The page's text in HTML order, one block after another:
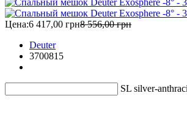
Цена:6 417,00 грн8 556,00 грн
Deuter
3700815
SL silver-